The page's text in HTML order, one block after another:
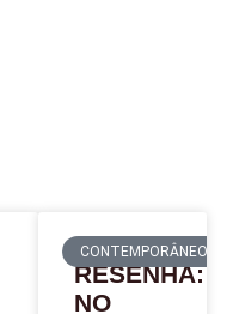
CONTEMPORÂNEO
RESENHA:
NO